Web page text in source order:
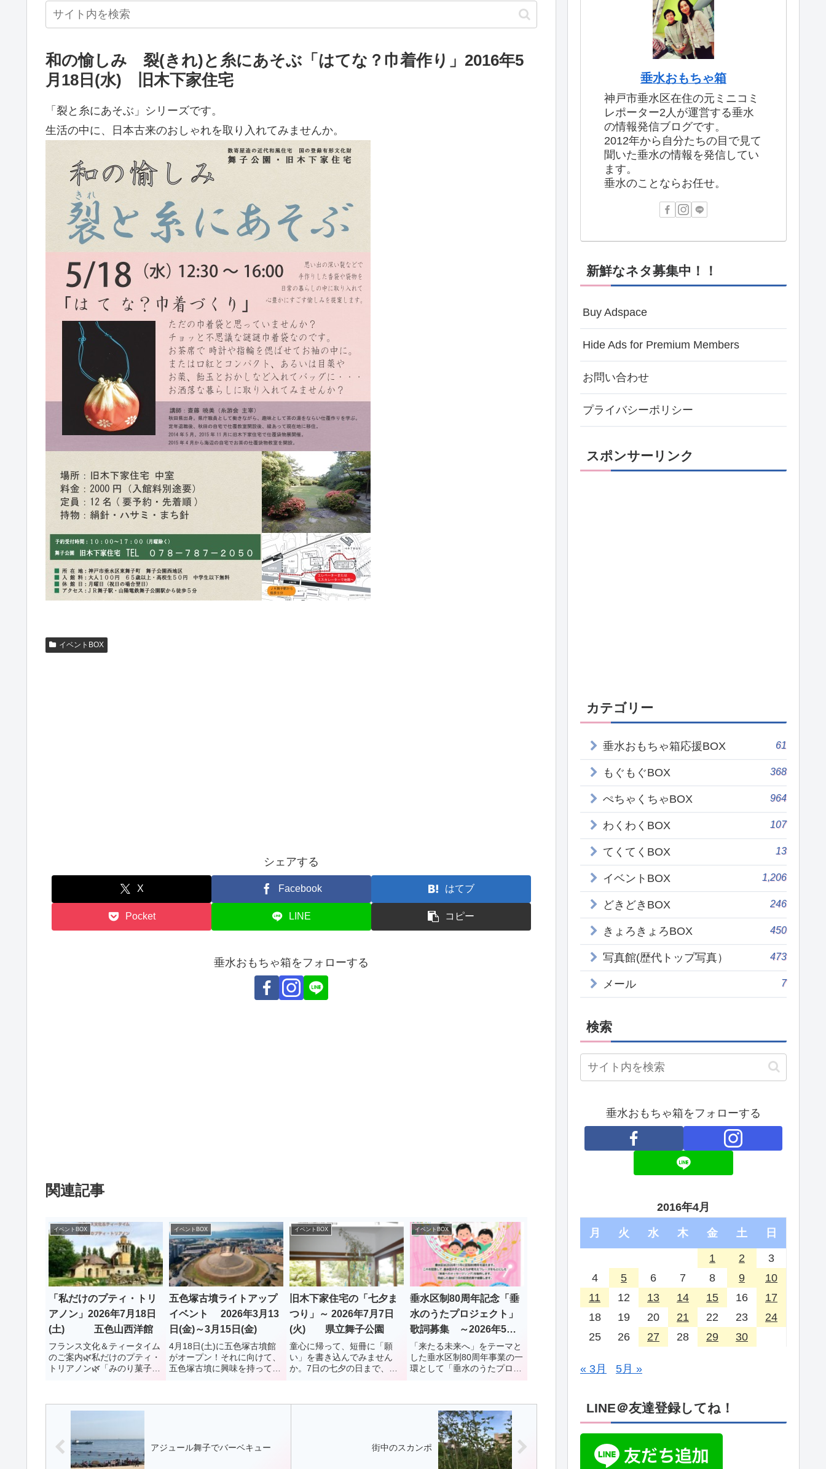
和の愉しみ 裂(きれ)と糸にあそぶ「はてな？巾着作り」2016年5
月18日(水) 旧木下家住宅
「裂と糸にあそぶ」シリーズです。
生活の中に、日本古来のおしゃれを取り入れてみませんか。
イベントBOX
シェアする
X Facebook はてブ
Pocket LINE コピー
垂水おもちゃ箱をフォローする
関連記事
イベントBOX
「私だけのプティ・トリ
アノン」2026年7月18日
(土) 五色山西洋館
フランス文化＆ティータイム
のご案内🌿私だけのプティ・
トリアノン🌿「みのり菓子」
はじめてのコラボレーショ
ン。テーマは「フランスのお
ィ・トリ...
イベントBOX
五色塚古墳ライトアップ
イベント 2026年3月13
日(金)～3月15日(金)
4月18日(土)に五色塚古墳館
がオープン！それに向けて、
五色塚古墳に興味を持ってい
らすイベントが開催されま
丘...
イベントBOX
旧木下家住宅の「七夕ま
つり」～ 2026年7月7日
(火) 県立舞子公園
童心に帰って、短冊に「願
い」を書き込んでみません
か。7日の七夕の日まで、旧
ているそうです。
イベントBOX
垂水区制80周年記念「垂
水のうたプロジェクト」
歌詞募集 ～2026年5月
31日(月)締め切り
「来たる未来へ」をテーマと
した垂水区制80周年事業の一
環として「垂水のうたプロジ
りこみ、地域への愛着や誇り
をさらに深めていただくこと
を目指し、垂水区の「未来へ
のメッセージソング」の歌詞
募集...
アジュール舞子でバーベキュー 街中のスカンポ
垂水おもちゃ箱
神戸市垂水区在住の元ミニコミ
レポーター2人が運営する垂水
の情報発信ブログです。
2012年から自分たちの目で見て
聞いた垂水の情報を発信してい
ます。
垂水のことならお任せ。
新鮮なネタ募集中！！
Buy Adspace
Hide Ads for Premium Members
お問い合わせ
プライバシーポリシー
スポンサーリンク
カテゴリー
垂水おもちゃ箱応援BOX 61
もぐもぐBOX 368
ぺちゃくちゃBOX 964
わくわくBOX 107
てくてくBOX 13
イベントBOX 1,206
どきどきBOX 246
きょろきょろBOX 450
写真館(歴代トップ写真） 473
メール 7
検索
垂水おもちゃ箱をフォローする
2016年4月
月 火 水 木 金 土 日
1 2
3
4
5 6 7 8 9
10
11
12 13 14 15 16
17
18
19 20 21 22 23
24
25
26 27 28 29 30
« 3月 5月 »
LINE＠友達登録してね！